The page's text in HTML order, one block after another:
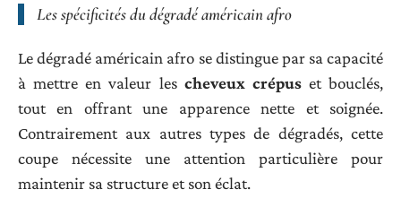
Les spécificités du dégradé américain afro
Le dégradé américain afro se distingue par sa capacité
à mettre en valeur les cheveux crépuset bouclés,
tout en offrant une apparence nette et soignée.
Contrairement aux autres types de dégradés, cette
coupe nécessite une attention particulière pour
maintenir sa structure et son éclat.